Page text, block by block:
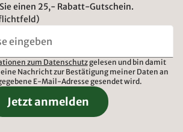
einen 25,- Rabatt-Gutschein.
zum Datenschutzgelesen und bin damit
Nachricht zur Bestätigung meiner Daten an
E-Mail-Adresse gesendet wird.
Jetzt anmelden